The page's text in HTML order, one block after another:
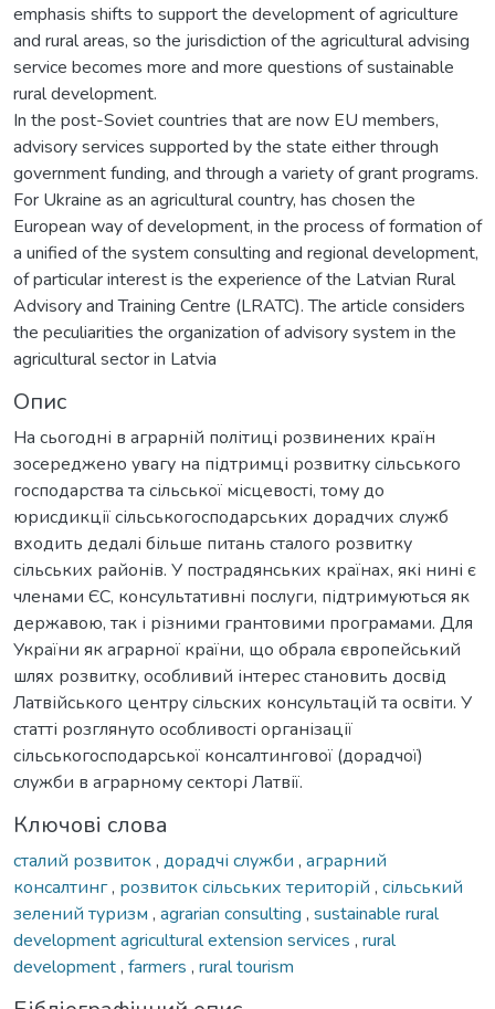
emphasis shifts to support the development of agriculture
and rural areas, so the jurisdiction of the agricultural advising
service becomes more and more questions of sustainable
rural development.
In the post-Soviet countries that are now EU members,
advisory services supported by the state either through
government funding, and through a variety of grant programs.
For Ukraine as an agricultural country, has chosen the
European way of development, in the process of formation of
a unified of the system consulting and regional development,
of particular interest is the experience of the Latvian Rural
Advisory and Training Centre (LRATC). The article considers
the peculiarities the organization of advisory system in the
agricultural sector in Latvia
Опис
На сьогодні в аграрній політиці розвинених країн
зосереджено увагу на підтримці розвитку сільського
господарства та сільської місцевості, тому до
юрисдикції сільськогосподарських дорадчих служб
входить дедалі більше питань сталого розвитку
сільських районів. У пострадянських країнах, які нині є
членами ЄС, консультативні послуги, підтримуються як
державою, так і різними грантовими програмами. Для
України як аграрної країни, що обрала європейський
шлях розвитку, особливий інтерес становить досвід
Латвійського центру сільских консультацій та освіти. У
статті розглянуто особливості організації
сільськогосподарської консалтингової (дорадчої)
служби в аграрному секторі Латвії.
Ключові слова
сталий розвиток, дорадчі служби , аграрний
консалтинг, розвиток сільських територій , сільський
зелений туризм , agrarian consulting , sustainable rural
development agricultural extension services , rural
development, farmers , rural tourism